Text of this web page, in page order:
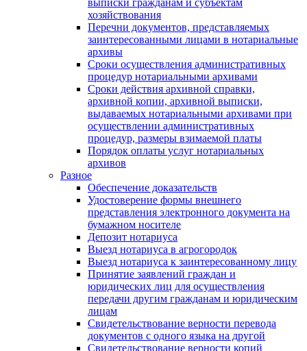
хозяйствования
Перечни документов, представляемых
заинтересованными лицами в нотариальные
архивы
Сроки осуществления административных
процедур нотариальными архивами
Сроки действия архивной справки,
архивной копии, архивной выписки,
выдаваемых нотариальными архивами при
осуществлении административных
процедур, размеры взимаемой платы
Порядок оплаты услуг нотариальных
архивов
Разное
Обеспечение доказательств
Удостоверение формы внешнего
представления электронного документа на
бумажном носителе
Депозит нотариуса
Выезд нотариуса в агрогородок
Выезд нотариуса к заинтересованному лицу
Принятие заявлений граждан и
юридических лиц для осуществления
передачи другим гражданам и юридическим
лицам
Свидетельствование верности перевода
документов с одного языка на другой
Свидетельствование верности копий